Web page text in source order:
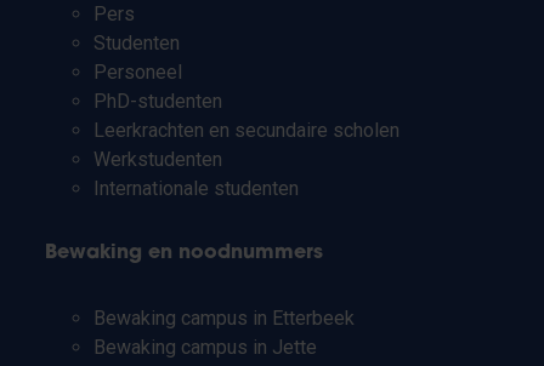
Pers
Studenten
Personeel
PhD-studenten
Leerkrachten en secundaire scholen
Werkstudenten
Internationale studenten
Bewaking en noodnummers
Bewaking campus in Etterbeek
Bewaking campus in Jette